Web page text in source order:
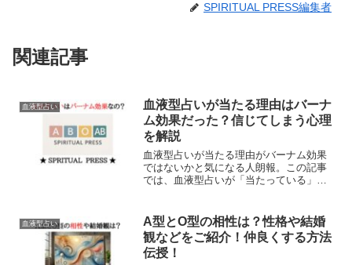
SPIRITUAL PRESS編集者
関連記事
血液型占い
血液型占いが当たる理由はバーナ
ム効果だった？信じてしまう心理
を解説
血液型占いが当たる理由がバーナム効果
ではないかと気になる人朗報。この記事
では、血液型占いが「当たっている」と
みをわかりやすく解説します。これ、私
のことと思う理由がわかります。
血液型占い
A型とO型の相性は？性格や結婚
観などをご紹介！仲良くする方法
伝授！